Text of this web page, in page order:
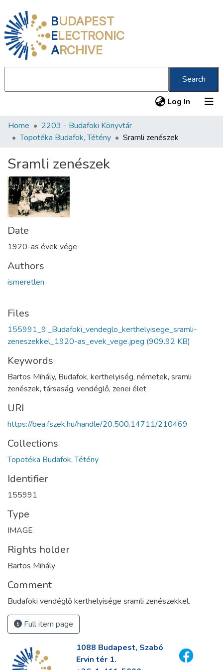
BUDAPEST
ELECTRONIC
ARCHIVE
Search
Log In (current)
Communities & Collections
Statistics
About us
Home
2203 - Budafoki Könyvtár
Topotéka Budafok, Tétény
Sramli zenészek
Sramli zenészek
Date
1920-as évek vége
Authors
ismeretlen
Files
155991_9._Budafoki_vendeglo_kerthelyisege_sramli-
zeneszekkel_1920-as_evek_vege.jpeg (909.92 KB)
Keywords
Bartos Mihály, Budafok, kerthelyiség, németek, sramli
zenészek, társaság, vendéglő, zenei élet
URI
https://bea.fszek.hu/handle/20.500.14711/210469
Collections
Topotéka Budafok, Tétény
Identifier
155991
Type
IMAGE
Rights holder
Bartos Mihály
Comment
Budafoki vendéglő kerthelyisége sramli zenészekkel.
Full item page
1088 Budapest, Szabó
Ervin tér 1.